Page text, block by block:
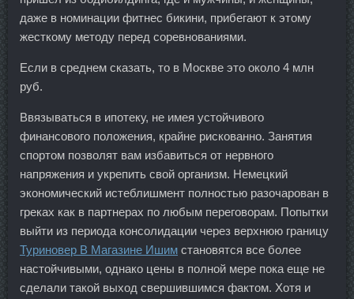
даже в номинации фитнес бикини, прибегают к этому
жесткому методу перед соревнованиями.
Если в среднем сказать, то в Москве это около 4 млн
руб.
Ввязываться в ипотеку, не имея устойчивого
финансового положения, крайне рискованно. Занятия
спортом позволят вам избавиться от нервного
напряжения и укрепить свой организм. Немецкий
экономический истеблишмент полностью разочарован в
греках как в партнерах по любым переговорам. Попытки
выйти из периода консолидации через верхнюю границу
Туриновер В Магазине Ишим становятся все более
настойчивыми, однако цены в полной мере пока еще не
сделали такой выход свершившимся фактом. Хотя и